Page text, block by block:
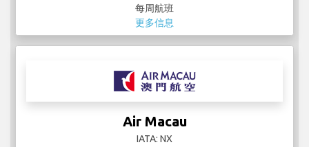
每周航班
更多信息
Air Macau
IATA: NX